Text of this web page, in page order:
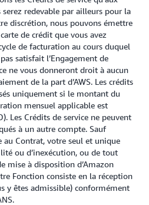
redevable par ailleurs pour la
discrétion, nous pouvons émettre
de crédit que vous avez
de facturation au cours duquel
satisfait l’Engagement de
ne vous donneront droit à aucun
de la part d’AWS. Les crédits
uniquement si le montant du
mensuel applicable est
Les Crédits de service ne peuvent
à un autre compte. Sauf
Contrat, votre seul et unique
ou d’inexécution, ou de tout
mise à disposition d’Amazon
Fonction consiste en la réception
y êtes admissible) conformément